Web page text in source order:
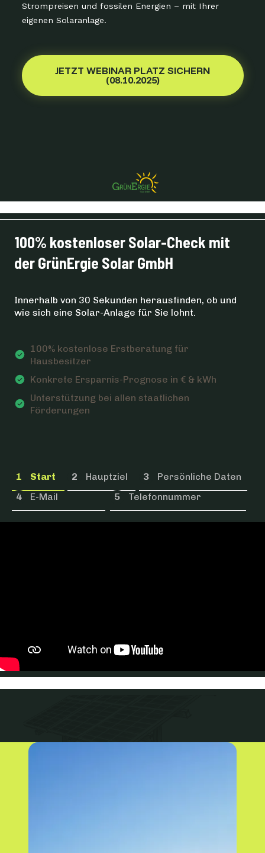
Strompreisen und fossilen Energien – mit Ihrer
eigenen Solaranlage.
JETZT WEBINAR PLATZ SICHERN
(08.10.2025)